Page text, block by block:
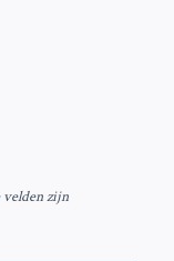
velden zijn